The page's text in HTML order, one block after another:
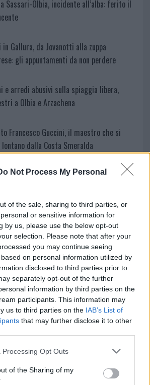
Not Process My Personal
of the sale, sharing to third parties, or
or sensitive information for
by us, please use the below opt-out
selection. Please note that after your
you may continue seeing
on personal information utilized by
disclosed to third parties prior to
separately opt-out of the further
information by third parties on the
participants. This information may
us to third parties on the IAB’s List of
that may further disclose it to other
website/app uses one or more Google
or usage behaviour. You may click to
to Google and its third-party tags to
Processing Opt Outs
of the Sharing of my
Sassari-Olbia, incidente all’alba: ferito il
in Gallura, da Jovanotti alla zuppa
gli appuntamenti da non perdere
e arredi abusivi sulla spiaggia libera,
a Olbia e Arzachena
Francesco Guccini, il maestro che si
lontano dalla Costa Smeralda